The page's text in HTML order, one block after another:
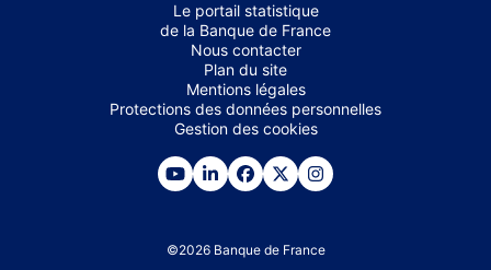
Le portail statistique
de la Banque de France
Nous contacter
Plan du site
Mentions légales
Protections des données personnelles
Gestion des cookies
©2026 Banque de France